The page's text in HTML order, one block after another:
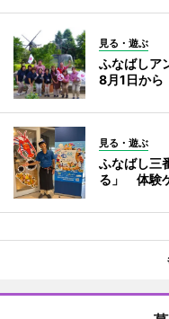
見る・遊ぶ
ふなばしア
8月1日から
見る・遊ぶ
ふなばし三
る」 体験